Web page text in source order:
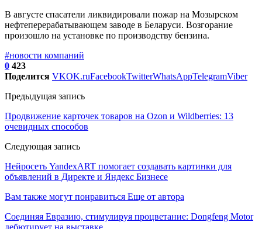
В августе спасатели ликвидировали пожар на Мозырском
нефтеперерабатывающем заводе в Беларуси. Возгорание
произошло на установке по производству бензина.
#новости компаний
0 423
Поделится VKOK.ruFacebookTwitterWhatsAppTelegramViber
Предыдущая запись
Продвижение карточек товаров на Ozon и Wildberries: 13
очевидных способов
Следующая запись
Нейросеть YandexART помогает создавать картинки для
объявлений в Директе и Яндекс Бизнесе
Вам также могут понравиться Еще от автора
Соединяя Евразию, стимулируя процветание: Dongfeng Motor
дебютирует на выставке…